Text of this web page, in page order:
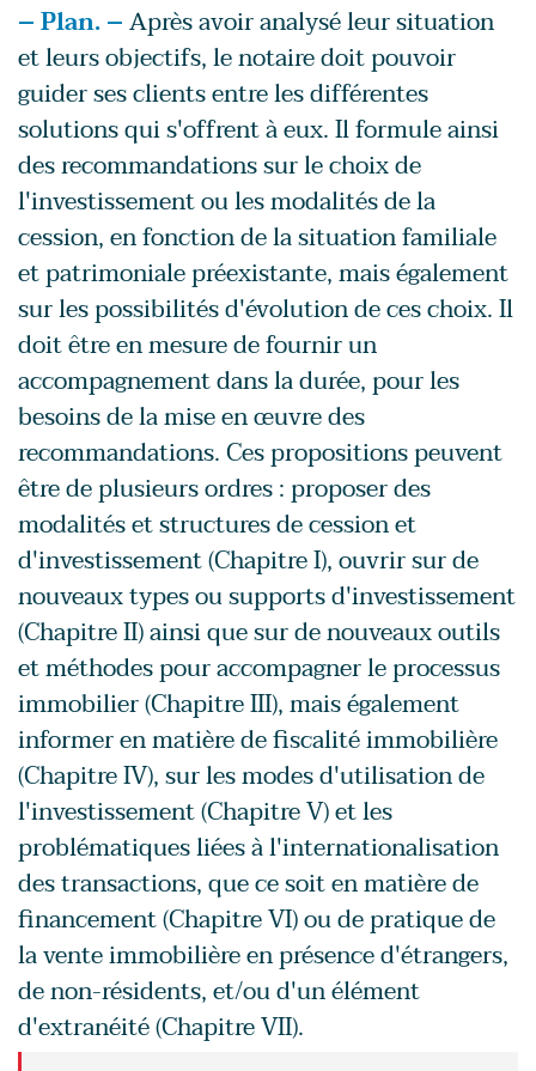
– Plan. –Après avoir analysé leur situation
et leurs objectifs, le notaire doit pouvoir
guider ses clients entre les différentes
solutions qui s'offrent à eux. Il formule ainsi
des recommandations sur le choix de
l'investissement ou les modalités de la
cession, en fonction de la situation familiale
et patrimoniale préexistante, mais également
sur les possibilités d'évolution de ces choix. Il
doit être en mesure de fournir un
accompagnement dans la durée, pour les
besoins de la mise en œuvre des
recommandations. Ces propositions peuvent
être de plusieurs ordres : proposer des
modalités et structures de cession et
d'investissement (Chapitre I), ouvrir sur de
nouveaux types ou supports d'investissement
(Chapitre II) ainsi que sur de nouveaux outils
et méthodes pour accompagner le processus
immobilier (Chapitre III), mais également
informer en matière de fiscalité immobilière
(Chapitre IV), sur les modes d'utilisation de
l'investissement (Chapitre V) et les
problématiques liées à l'internationalisation
des transactions, que ce soit en matière de
financement (Chapitre VI) ou de pratique de
la vente immobilière en présence d'étrangers,
de non-résidents, et/ou d'un élément
d'extranéité (Chapitre VII).